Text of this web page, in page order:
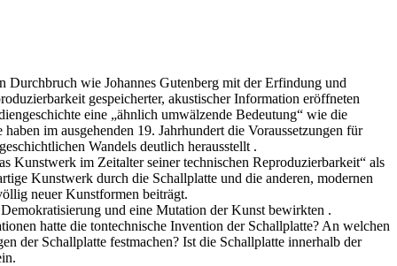
Durchbruch wie Johannes Gutenberg mit der Erfindung und
gespeicherter, akustischer Information eröffneten
eine „ähnlich umwälzende Bedeutung“ wie die
im ausgehenden 19. Jahrhundert die Voraussetzungen für
Wandels deutlich herausstellt .
Kunstwerk im Zeitalter seiner technischen Reproduzierbarkeit“ als
Kunstwerk durch die Schallplatte und die anderen, modernen
neuer Kunstformen beiträgt.
und eine Mutation der Kunst bewirkten .
hatte die tontechnische Invention der Schallplatte? An welchen
der Schallplatte festmachen? Ist die Schallplatte innerhalb der